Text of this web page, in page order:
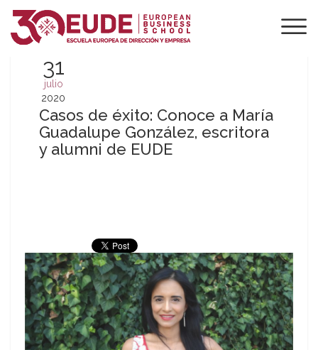
31
julio
2020
Casos de éxito: Conoce a María
Guadalupe González, escritora
y alumni de EUDE